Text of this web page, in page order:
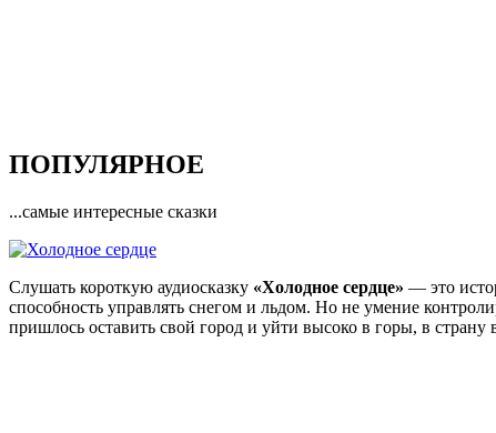
ПОПУЛЯРНОЕ
...самые интересные сказки
Слушать короткую аудиосказку «Холодное сердце» — это
способность управлять снегом и льдом. Но не умение
пришлось оставить свой город и уйти высоко в горы, в страну